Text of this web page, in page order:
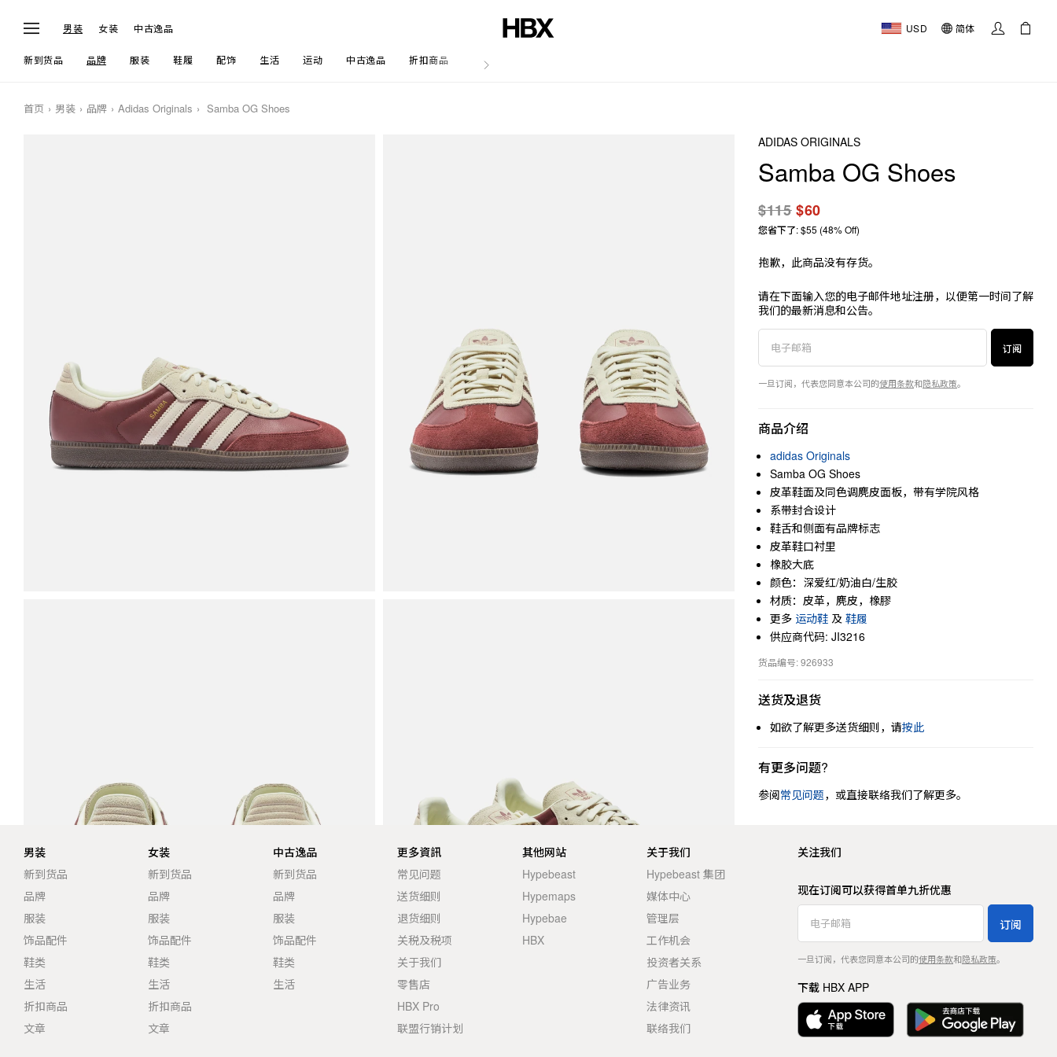
男装 女装 中古逸品 USD 简体
新到货品 品牌 服装 鞋履 配饰 生活 运动 中古逸品 折扣商品 文章
首页 男装 品牌 Adidas Originals Samba OG Shoes
ADIDAS ORIGINALS
Samba OG Shoes
$115$60
您省下了: $55 (48% Off)
抱歉，此商品没有存货。
请在下面输入您的电子邮件地址注册，以便第一时间了解
我们的最新消息和公告。
订阅
一旦订阅，代表您同意本公司的使用条款和隐私政策。
商品介绍
adidas Originals
Samba OG Shoes
皮革鞋面及同色调麂皮面板，带有学院风格
系带封合设计
鞋舌和侧面有品牌标志
皮革鞋口衬里
橡胶大底
颜色：深爱红/奶油白/生胶
材质：皮革，麂皮，橡膠
更多 运动鞋 及 鞋履
供应商代码: JI3216
货品编号: 926933
送货及退货
如欲了解更多送货细则，请按此
有更多问题?
参阅常见问题，或直接联络我们了解更多。
男装
新到货品
品牌
服装
饰品配件
鞋类
生活
折扣商品
文章
女装
新到货品
品牌
服装
饰品配件
鞋类
生活
折扣商品
文章
中古逸品
新到货品
品牌
服装
饰品配件
鞋类
生活
更多資訊
常见问题
送货细则
退货细则
关税及税项
关于我们
零售店
HBX Pro
联盟行销计划
其他网站
Hypebeast
Hypemaps
Hypebae
HBX
关于我们
Hypebeast 集团
媒体中心
管理层
工作机会
投资者关系
广告业务
法律资讯
联络我们
关注我们
现在订阅可以获得首单九折优惠
订阅
一旦订阅，代表您同意本公司的使用条款和隐私政策。
下载 HBX APP